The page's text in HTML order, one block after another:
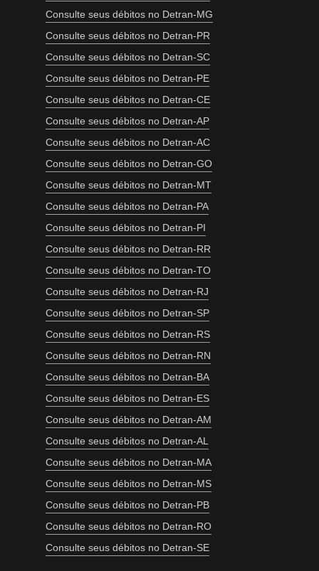
Consulte seus débitos no Detran-MG
Consulte seus débitos no Detran-PR
Consulte seus débitos no Detran-SC
Consulte seus débitos no Detran-PE
Consulte seus débitos no Detran-CE
Consulte seus débitos no Detran-AP
Consulte seus débitos no Detran-AC
Consulte seus débitos no Detran-GO
Consulte seus débitos no Detran-MT
Consulte seus débitos no Detran-PA
Consulte seus débitos no Detran-PI
Consulte seus débitos no Detran-RR
Consulte seus débitos no Detran-TO
Consulte seus débitos no Detran-RJ
Consulte seus débitos no Detran-SP
Consulte seus débitos no Detran-RS
Consulte seus débitos no Detran-RN
Consulte seus débitos no Detran-BA
Consulte seus débitos no Detran-ES
Consulte seus débitos no Detran-AM
Consulte seus débitos no Detran-AL
Consulte seus débitos no Detran-MA
Consulte seus débitos no Detran-MS
Consulte seus débitos no Detran-PB
Consulte seus débitos no Detran-RO
Consulte seus débitos no Detran-SE